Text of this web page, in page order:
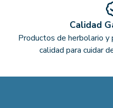
Calidad
Productos de herbolario y
calidad para cuidar